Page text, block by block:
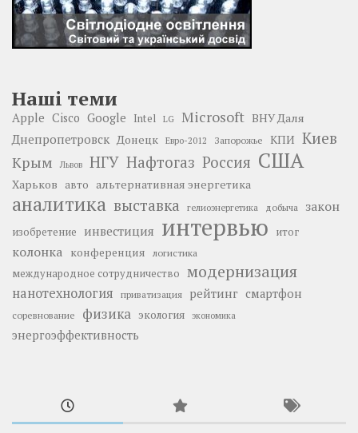
Наші теми
Apple Cisco Google Intel LG Microsoft ВНУ Даля
Днепропетровск Донецк Евро-2012 Запорожье КПИ Киев
Крым Львов НГУ Нафтогаз Россия США
Харьков авто альтернативная энергетика
аналитика выставка гелиоэнергетика добыча закон
изобретение инвестиция интервью итог
колонка конференция логистика
международное сотрудничество модернизация
нанотехнология приватизация рейтинг смартфон
соревнование физика экология экономика
энергоэффективность